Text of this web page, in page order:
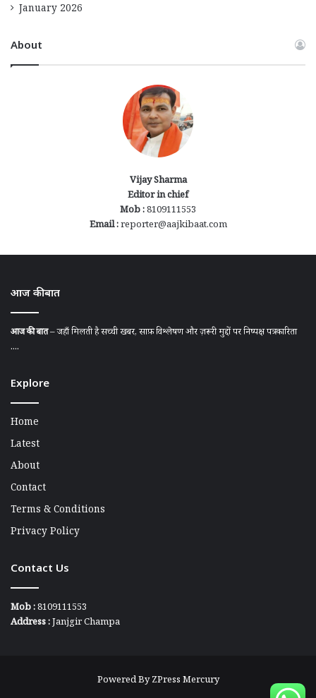
January 2026
About
Vijay Sharma
Editor in chief
Mob :8109111553
Email :reporter@aajkibaat.com
आज की बात
आज की बात– जहाँ मिलती है सच्ची खबर, साफ़ विश्लेषण और ज़रूरी मुद्दों पर निष्पक्ष पत्रकारिता
....
Explore
Home
Latest
About
Contact
Terms & Conditions
Privacy Policy
Contact Us
Mob :8109111553
Address :Janjgir Champa
Powered ByZPress Mercury